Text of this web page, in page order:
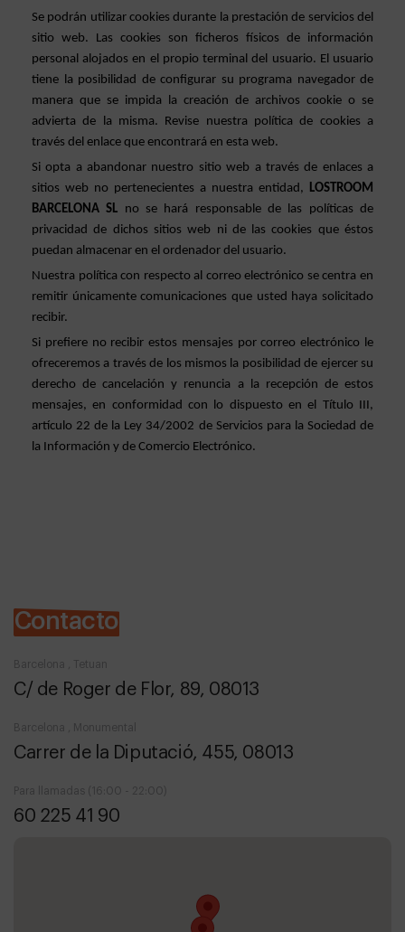
Se podrán utilizar cookies durante la prestación de servicios del
sitio web. Las cookies son ficheros físicos de información
personal alojados en el propio terminal del usuario. El usuario
tiene la posibilidad de configurar su programa navegador de
manera que se impida la creación de archivos cookie o se
advierta de la misma. Revise nuestra política de cookies a
través del enlace que encontrará en esta web.
Si opta a abandonar nuestro sitio web a través de enlaces a
sitios web no pertenecientes a nuestra entidad,
LOSTROOM
BARCELONA SL no se hará responsable de las políticas de
privacidad de dichos sitios web ni de las cookies que éstos
puedan almacenar en el ordenador del usuario.
Nuestra política con respecto al correo electrónico se centra en
remitir únicamente comunicaciones que usted haya solicitado
recibir.
Si prefiere no recibir estos mensajes por correo electrónico le
ofreceremos a través de los mismos la posibilidad de ejercer su
derecho de cancelación y renuncia a la recepción de estos
mensajes, en conformidad con lo dispuesto en el Título III,
artículo 22 de la Ley 34/2002 de Servicios para la Sociedad de
la Información y de Comercio Electrónico.
Contacto
Barcelona , Tetuan
C/ de Roger de Flor, 89, 08013
Barcelona , Monumental
Carrer de la Diputació, 455, 08013
Para llamadas (16:00 - 22:00)
60 225 41 90